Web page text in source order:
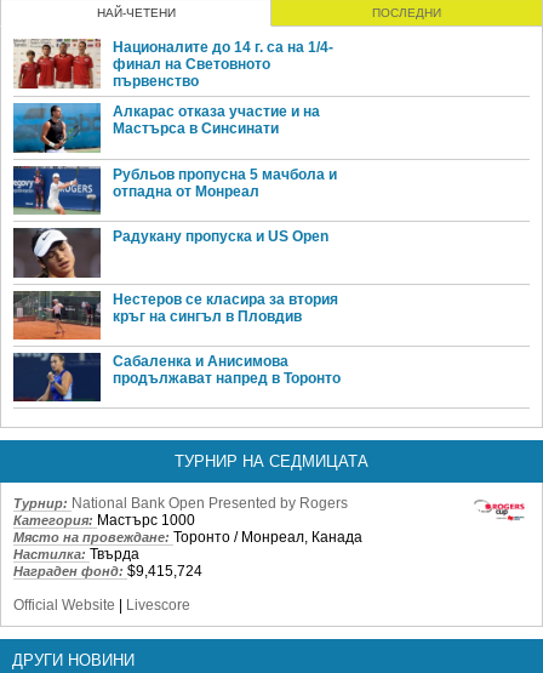
НАЙ-ЧЕТЕНИ ПОСЛЕДНИ
Националите до 14 г. са на 1/4-
финал на Световното
първенство
Алкарас отказа участие и на
Мастърса в Синсинати
Рубльов пропусна 5 мачбола и
отпадна от Монреал
Радукану пропуска и US Open
Нестеров се класира за втория
кръг на сингъл в Пловдив
Сабаленка и Анисимова
продължават напред в Торонто
ТУРНИР НА СЕДМИЦАТА
Турнир: National Bank Open Presented by Rogers
Категория: Мастърс 1000
Място на провеждане: Торонто / Монреал, Канада
Настилка: Твърда
Награден фонд: $9,415,724
Official Website
Livescore
ДРУГИ НОВИНИ